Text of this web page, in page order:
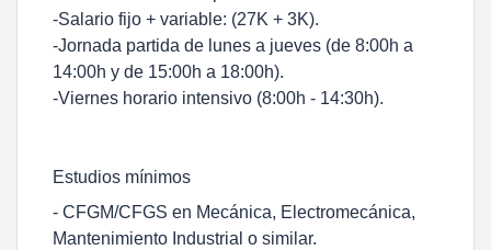
-Salario fijo + variable: (27K + 3K).
-Jornada partida de lunes a jueves (de 8:00h a
14:00h y de 15:00h a 18:00h).
-Viernes horario intensivo (8:00h - 14:30h).
Estudios mínimos
- CFGM/CFGS en Mecánica, Electromecánica,
Mantenimiento Industrial o similar.